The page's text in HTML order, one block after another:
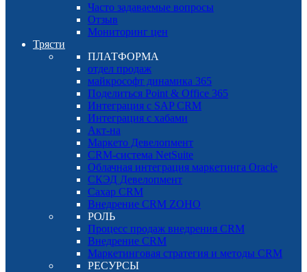
Часто задаваемые вопросы
Отзыв
Мониторинг цен
Трясти
ПЛАТФОРМА
отдел продаж
майкрософт динамика 365
Поделиться Point & Office 365
Интеграция с SAP CRM
Интеграция с хабами
Акт-на
Маркето Девелопмент
CRM-система NetSuite
Облачная интеграция маркетинга Oracle
СКЭД Девелопмент
Сахар CRM
Внедрение CRM ZOHO
РОЛЬ
Процесс продаж внедрения CRM
Внедрение CRM
Маркетинговая стратегия и методы CRM
РЕСУРСЫ